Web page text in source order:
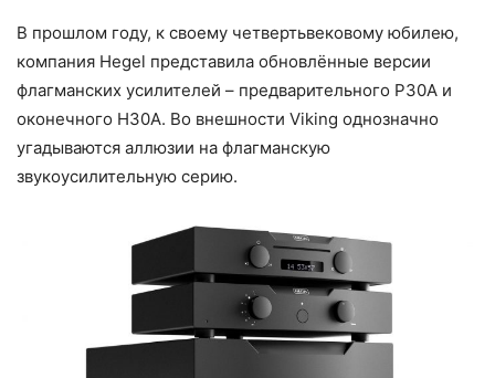
В прошлом году, к своему четвертьвековому юбилею,
компания Hegel представила обновлённые версии
флагманских усилителей – предварительного P30A и
оконечного H30A. Во внешности Viking однозначно
угадываются аллюзии на флагманскую
звукоусилительную серию.